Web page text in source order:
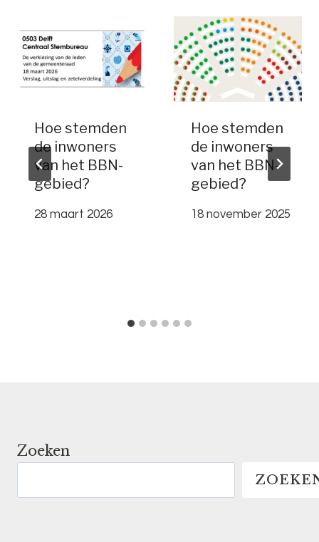
Hoe stemden
de inwoners
van het BBN-
gebied?
28 maart 2026
Hoe stemden
de inwoners
van het BBN-
gebied?
18 november 2025
Zoeken